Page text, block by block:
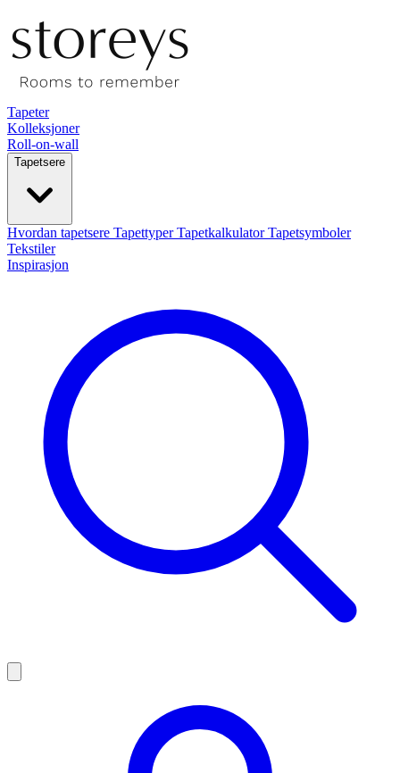
Tapeter
Kolleksjoner
Roll-on-wall
Tapetsere
Hvordan tapetsere TapettyperTapetkalkulatorTapetsymboler
Tekstiler
Inspirasjon